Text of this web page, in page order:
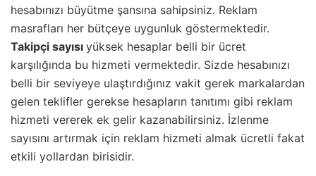
hesabınızı büyütme şansına sahipsiniz. Reklam
masrafları her bütçeye uygunluk göstermektedir.
Takipçi sayısı yüksek hesaplar belli bir ücret
karşılığında bu hizmeti vermektedir. Sizde hesabınızı
belli bir seviyeye ulaştırdığınız vakit gerek markalardan
gelen teklifler gerekse hesapların tanıtımı gibi reklam
hizmeti vererek ek gelir kazanabilirsiniz. İzlenme
sayısını artırmak için reklam hizmeti almak ücretli fakat
etkili yollardan birisidir.